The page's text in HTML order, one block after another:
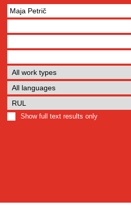
Show full text results only